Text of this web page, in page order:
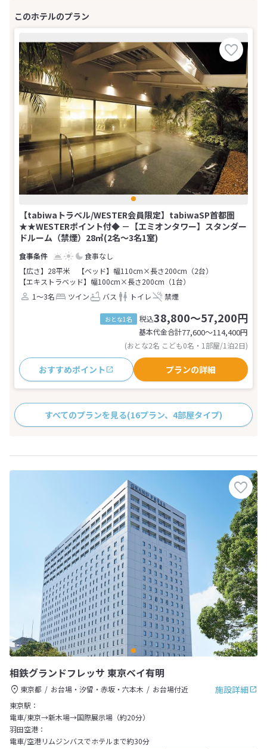
【tabiwaトラベル/WESTER会員限定】tabiwaSP首都圏
★★WESTERポイント付◆ －【エミオンタワー】スタンダー
ドルーム（禁煙）28㎡(2名～3名1室)
食事なし
【広さ】28平米
【ベッド】幅110cm×長さ200cm（2台）
【エキストラベッド】幅100cm×長さ200cm（1台）
1～3名
ツイン バス トイレ 禁煙
おとな1名 税込38,800～57,200円
基本代金合計77,600〜114,400円
(おとな2名 こども0名・1部屋/1泊2日)
おすすめポイント プランの詳細
すべてのプランを見る(16プラン、4部屋タイプ)
相鉄グランドフレッサ 東京ベイ有明
施設詳細
東京都 お台場・汐留・赤坂・六本木
お台場付近
東京駅：
電車/東京→新木場→国際展示場（約20分）
羽田空港：
電車/空港リムジンバスでホテルまで約30分